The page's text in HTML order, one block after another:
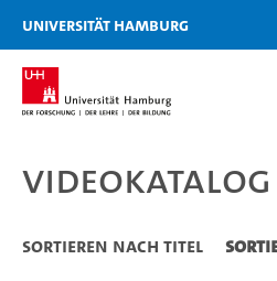
Zu den Filtern
Zur Metanavigation
Zur Hauptnavigation
Zur Suche
Zum Inhalt
Zum Seitenfuss
Universität Hamburg
Videokatalog
Videokatalog
Sortieren nach Titel